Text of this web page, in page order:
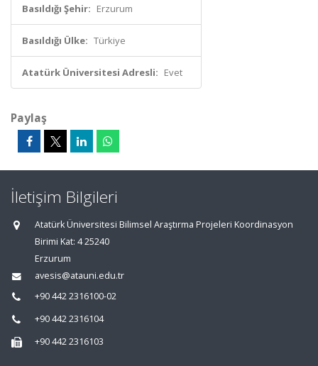
Basıldığı Şehir: Erzurum
Basıldığı Ülke: Türkiye
Atatürk Üniversitesi Adresli: Evet
Paylaş
İletişim Bilgileri
Atatürk Üniversitesi Bilimsel Araştırma Projeleri Koordinasyon
Birimi Kat: 4 25240
Erzurum
avesis@atauni.edu.tr
+90 442 2316100-02
+90 442 2316104
+90 442 2316103